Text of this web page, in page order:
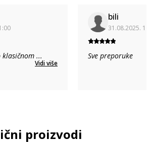
klasičnom ...
Vidi više
bili
31.08.2025.
Sve preporuke
proizvodi